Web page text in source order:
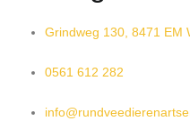
Grindweg 130, 8471 EM
0561 612 282